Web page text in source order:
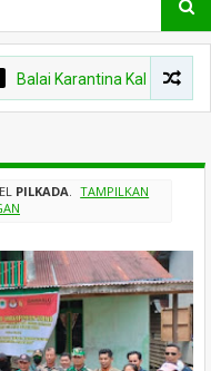
Karantina Kalbar Tinjau
PILKADA. TAMPILKAN